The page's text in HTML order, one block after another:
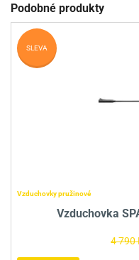
Podobné produkty
Vzduchovky pružinové
Vzduchovka
4 790
SLEVA